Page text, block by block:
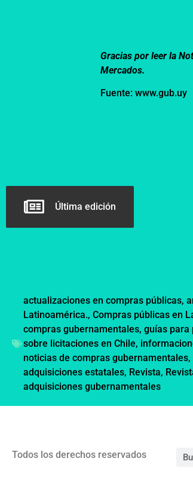
Gracias por leer la
Mercados.
Fuente: www.gub.uy
Última edición
actualizaciones en compras públicas,
Latinoamérica., Compras públicas en
compras gubernamentales, guías para
sobre licitaciones en Chile,
noticias de compras gubernamentales,
adquisiciones estatales, Revista,
adquisiciones gubernamentales
Todos los derechos reservados